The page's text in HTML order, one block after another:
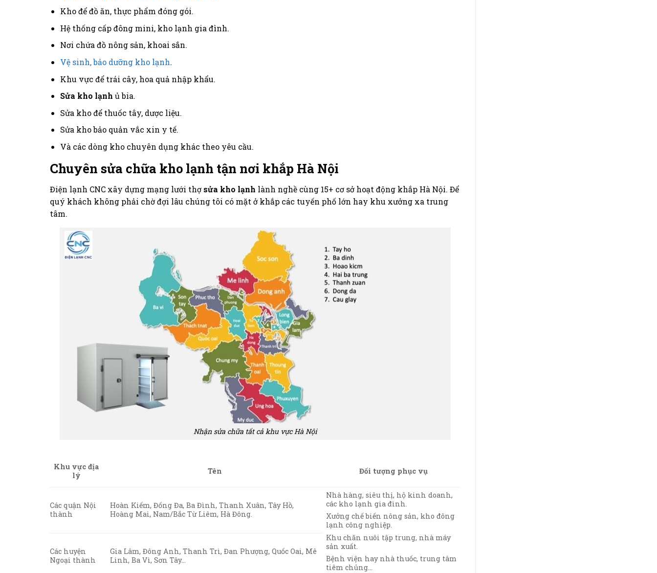
Kho để đồ ăn, thực phẩm đóng gói.
Hệ thống cấp đông mini, kho lạnh gia đình.
Nơi chứa đồ nông sản, khoai sắn.
Vệ sinh, bảo dưỡng kho lạnh.
Khu vực để trái cây, hoa quả nhập khẩu.
Sửa kho lạnh ủ bia.
Sửa kho để thuốc tây, dược liệu.
Sửa kho bảo quản vắc xin y tế.
Và các dòng kho chuyên dụng khác theo yêu cầu.
Chuyên sửa chữa kho lạnh tận nơi khắp Hà Nội
Điện lạnh CNC xây dựng mạng lưới thợ sửa kho lạnh lành nghề cùng 15+ cơ sở hoạt động khắp Hà Nội. Để
quý khách không phải chờ đợi lâu chúng tôi có mặt ở khắp các tuyến phố lớn hay khu xưởng xa trung
tâm.
Nhận sửa chữa tất cả khu vực Hà Nội
Khu vực địa
lý
Tên Đối tượng phục vụ
Các quận Nội
thành
Hoàn Kiếm, Đống Đa, Ba Đình, Thanh Xuân, Tây Hồ,
Hoàng Mai, Nam/Bắc Từ Liêm, Hà Đông.
Nhà hàng, siêu thị, hộ kinh doanh,
các kho lạnh gia đình.
Xưởng chế biến nông sản, kho đông
lạnh công nghiệp.
Khu chăn nuôi tập trung, nhà máy
sản xuất.
Bệnh viện hay nhà thuốc, trung tâm
tiêm chủng…
Các huyện
Ngoại thành
Gia Lâm, Đông Anh, Thanh Trì, Đan Phượng, Quốc Oai, Mê
Linh, Ba Vì, Sơn Tây…